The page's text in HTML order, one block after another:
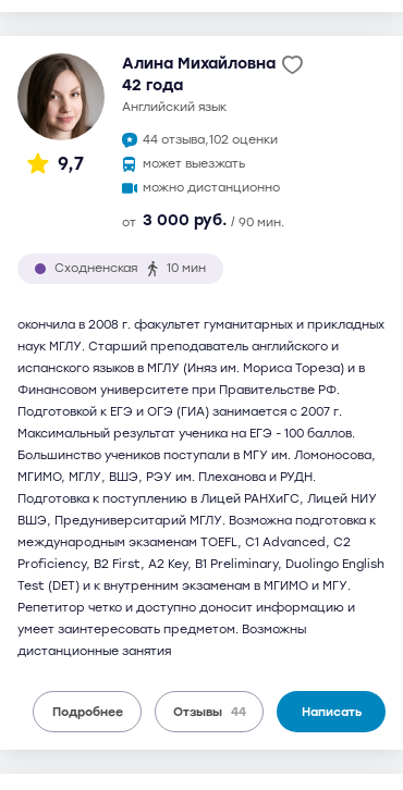
9,7
Алина Михайловна
42 года
английский язык
44 отзыва,102 оценки
может выезжать
можно дистанционно
от 3 000 руб. / 90 мин.
Сходненская 10 мин
окончила в 2008 г. факультет гуманитарных и прикладных
наук МГЛУ. Старший преподаватель английского и
испанского языков в МГЛУ (Иняз им. Мориса Тореза) и в
Финансовом университете при Правительстве РФ.
Подготовкой к ЕГЭ и ОГЭ (ГИА) занимается с 2007 г.
Максимальный результат ученика на ЕГЭ - 100 баллов.
Большинство учеников поступали в МГУ им. Ломоносова,
МГИМО, МГЛУ, ВШЭ, РЭУ им. Плеханова и РУДН.
Подготовка к поступлению в Лицей РАНХиГС, Лицей НИУ
ВШЭ, Предуниверситарий МГЛУ. Возможна подготовка к
международным экзаменам TOEFL, C1 Advanced, C2
Proficiency, B2 First, A2 Key, B1 Preliminary, Duolingo English
Test (DET) и к внутренним экзаменам в МГИМО и МГУ.
Репетитор четко и доступно доносит информацию и
умеет заинтересовать предметом. Возможны
дистанционные занятия
Подробнее Отзывы 44 Написать